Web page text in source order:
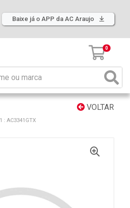
Baixe já o APP da AC Araujo
0
VOLTAR
: AC3341GTX